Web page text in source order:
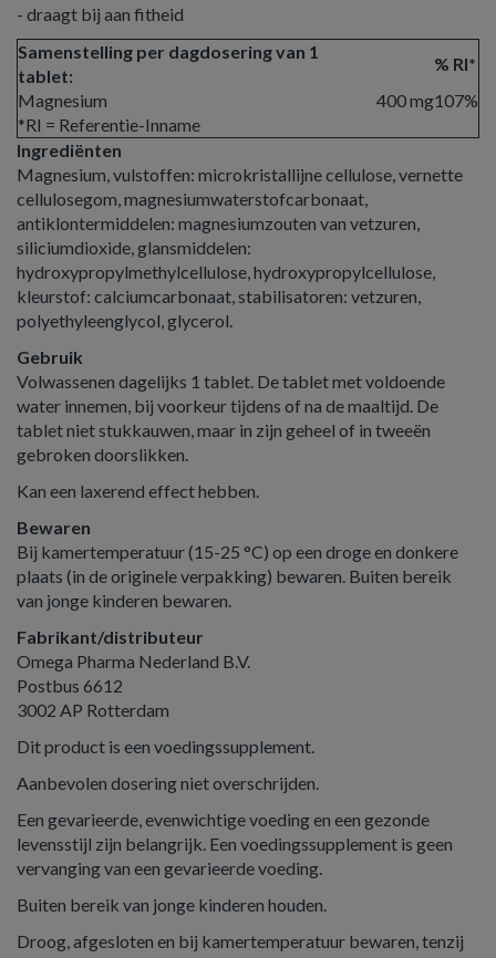
- draagt bij aan fitheid
Samenstelling per dagdosering van 1
tablet:
% RI*
Magnesium
400 mg107%
*RI = Referentie-Inname
Ingrediënten
Magnesium, vulstoffen: microkristallijne cellulose, vernette
cellulosegom, magnesiumwaterstofcarbonaat,
antiklontermiddelen: magnesiumzouten van vetzuren,
siliciumdioxide, glansmiddelen:
hydroxypropylmethylcellulose, hydroxypropylcellulose,
kleurstof: calciumcarbonaat, stabilisatoren: vetzuren,
polyethyleenglycol, glycerol.
Gebruik
Volwassenen dagelijks 1 tablet. De tablet met voldoende
water innemen, bij voorkeur tijdens of na de maaltijd. De
tablet niet stukkauwen, maar in zijn geheel of in tweeën
gebroken doorslikken.
Kan een laxerend effect hebben.
Bewaren
Bij kamertemperatuur (15-25 °C) op een droge en donkere
plaats (in de originele verpakking) bewaren. Buiten bereik
van jonge kinderen bewaren.
Fabrikant/distributeur
Omega Pharma Nederland B.V.
Postbus 6612
3002 AP Rotterdam
Dit product is een voedingssupplement.
Aanbevolen dosering niet overschrijden.
Een gevarieerde, evenwichtige voeding en een gezonde
levensstijl zijn belangrijk. Een voedingssupplement is geen
vervanging van een gevarieerde voeding.
Buiten bereik van jonge kinderen houden.
Droog, afgesloten en bij kamertemperatuur bewaren, tenzij